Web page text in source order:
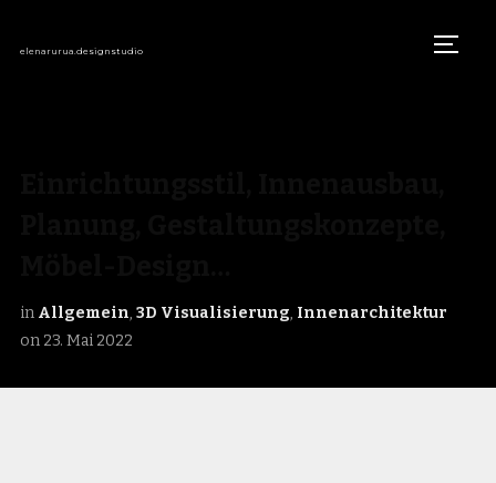
elenarurua.designstudio
in Allgemein, 3D Visualisierung, Innenarchitektur
on 23. Mai 2022